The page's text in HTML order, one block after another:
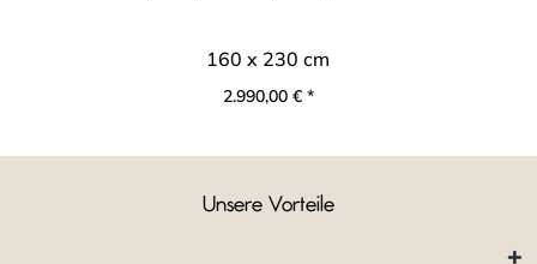
160 x 230 cm
2.990,00 € *
Unsere Vorteile